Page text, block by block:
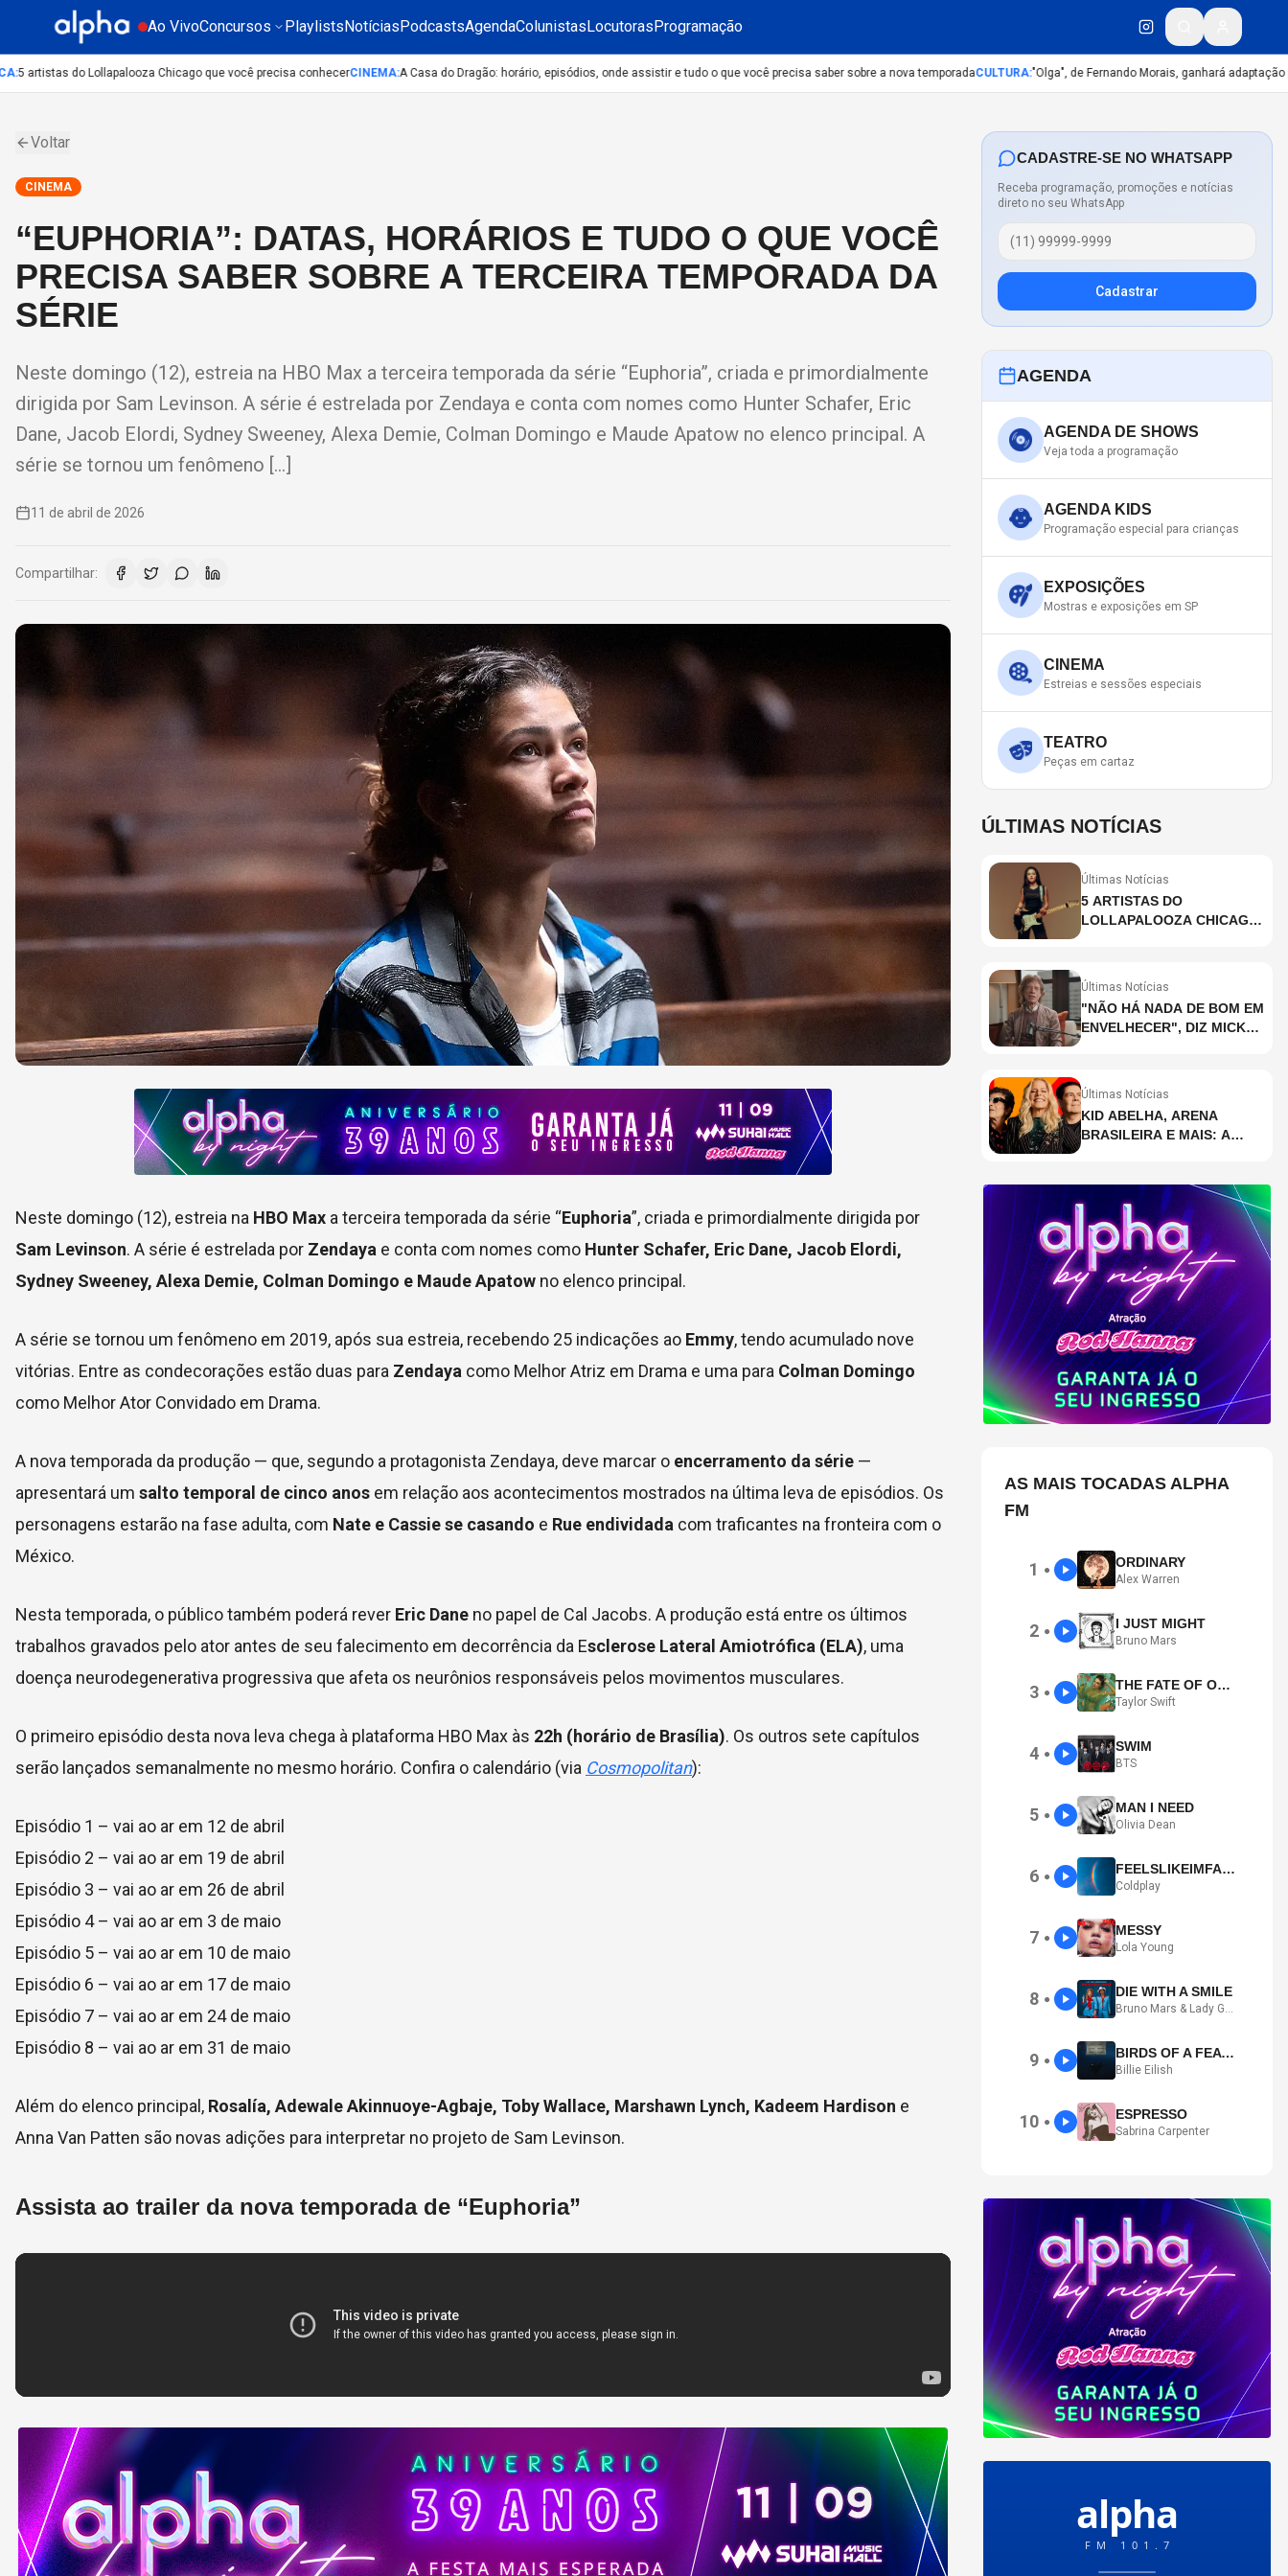
Ao VivoConcursos PlaylistsNotíciasPodcastsAgendaColunistasLocutorasProgramação
:5 artistas do Lollapalooza Chicago que você precisa conhecerCINEMA:A Casa do Dragão: horário, episódios, onde assistir e tudo o que você precisa saber sobre a nova temporadaCULTURA:"Olga", de Fernando Morais, ganhará adaptação
Voltar
CINEMA
“EUPHORIA”: DATAS, HORÁRIOS E TUDO O QUE VOCÊ
PRECISA SABER SOBRE A TERCEIRA TEMPORADA DA
SÉRIE
Neste domingo (12), estreia na HBO Max a terceira temporada da série “Euphoria”, criada e primordialmente
dirigida por Sam Levinson. A série é estrelada por Zendaya e conta com nomes como Hunter Schafer, Eric
Dane, Jacob Elordi, Sydney Sweeney, Alexa Demie, Colman Domingo e Maude Apatow no elenco principal. A
série se tornou um fenômeno […]
11 de abril de 2026
Compartilhar:
Neste domingo (12), estreia na HBO Max a terceira temporada da série “Euphoria”, criada e primordialmente dirigida por
Sam Levinson. A série é estrelada por Zendaya e conta com nomes como Hunter Schafer, Eric Dane, Jacob Elordi,
Sydney Sweeney, Alexa Demie, Colman Domingo e Maude Apatow no elenco principal.
A série se tornou um fenômeno em 2019, após sua estreia, recebendo 25 indicações ao Emmy, tendo acumulado nove
vitórias. Entre as condecorações estão duas para Zendaya como Melhor Atriz em Drama e uma para Colman Domingo
como Melhor Ator Convidado em Drama.
A nova temporada da produção — que, segundo a protagonista Zendaya, deve marcar o encerramento da série —
apresentará um salto temporal de cinco anos em relação aos acontecimentos mostrados na última leva de episódios. Os
personagens estarão na fase adulta, com Nate e Cassie se casando e Rue endividada com traficantes na fronteira com o
México.
Nesta temporada, o público também poderá rever Eric Dane no papel de Cal Jacobs. A produção está entre os últimos
trabalhos gravados pelo ator antes de seu falecimento em decorrência da Esclerose Lateral Amiotrófica (ELA), uma
doença neurodegenerativa progressiva que afeta os neurônios responsáveis pelos movimentos musculares.
O primeiro episódio desta nova leva chega à plataforma HBO Max às 22h (horário de Brasília). Os outros sete capítulos
serão lançados semanalmente no mesmo horário. Confira o calendário (via Cosmopolitan):
Episódio 1 – vai ao ar em 12 de abril
Episódio 2 – vai ao ar em 19 de abril
Episódio 3 – vai ao ar em 26 de abril
Episódio 4 – vai ao ar em 3 de maio
Episódio 5 – vai ao ar em 10 de maio
Episódio 6 – vai ao ar em 17 de maio
Episódio 7 – vai ao ar em 24 de maio
Episódio 8 – vai ao ar em 31 de maio
Além do elenco principal, Rosalía, Adewale Akinnuoye-Agbaje, Toby Wallace, Marshawn Lynch, Kadeem Hardison e
Anna Van Patten são novas adições para interpretar no projeto de Sam Levinson.
Assista ao trailer da nova temporada de “Euphoria”
CADASTRE-SE NO WHATSAPP
Receba programação, promoções e notícias
direto no seu WhatsApp
Cadastrar
AGENDA
AGENDA DE SHOWS
Veja toda a programação
AGENDA KIDS
Programação especial para crianças
EXPOSIÇÕES
Mostras e exposições em SP
CINEMA
Estreias e sessões especiais
TEATRO
Peças em cartaz
ÚLTIMAS NOTÍCIAS
Últimas Notícias
5 ARTISTAS DO
LOLLAPALOOZA CHICAGO
Últimas Notícias
"NÃO HÁ NADA DE BOM EM
ENVELHECER", DIZ MICK
Últimas Notícias
KID ABELHA, ARENA
BRASILEIRA E MAIS: A
AS MAIS TOCADAS ALPHA
FM
1 ● ORDINARY
Alex Warren
2 ● I JUST MIGHT
Bruno Mars
3 ● THE FATE OF OPHELIA
Taylor Swift
4 ● SWIM
BTS
5 ● MAN I NEED
Olivia Dean
6 ● FEELSLIKEIMFALLINGINLOVE
Coldplay
7 ● MESSY
Lola Young
8 ● DIE WITH A SMILE
Bruno Mars & Lady Gaga
9 ● BIRDS OF A FEATHER
Billie Eilish
10 ● ESPRESSO
Sabrina Carpenter